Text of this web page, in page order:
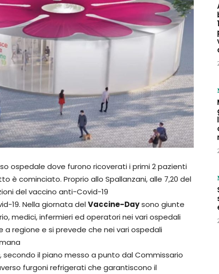
ospedale dove furono ricoverati i primi 2 pazienti
è cominciato. Proprio allo Spallanzani, alle 7,20 del
del vaccino anti-Covid-19
19. Nella giornata delVaccine-Daysono giunte
medici, infermieri ed operatori nei vari ospedali
a regione e si prevede che nei vari ospedali
, secondo il piano messo a punto dal Commissario
furgoni refrigerati che garantiscono il